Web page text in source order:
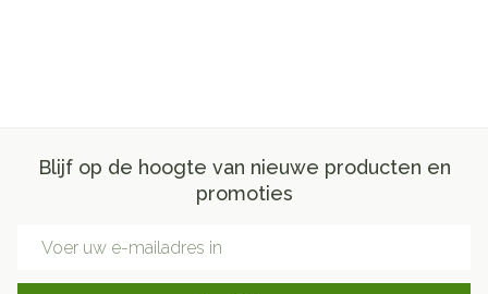
Blijf op de hoogte van nieuwe producten en
promoties